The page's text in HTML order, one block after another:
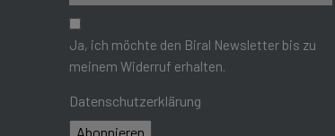
Ja, ich möchte den Biral Newsletter bis zu
meinem Widerruf erhalten.
Datenschutzerklärung
Abonnieren